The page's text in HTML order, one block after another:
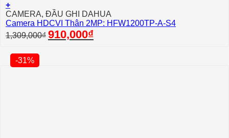
+
CAMERA, ĐẦU GHI DAHUA
Camera HDCVI Thân 2MP: HFW1200TP-A-S4
1,309,000₫ Giá
gốc
910,000₫Giá
hiện
-31%